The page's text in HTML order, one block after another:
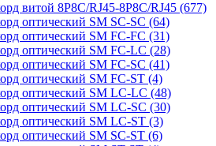
витой 8P8C/RJ45-8P8C/RJ45 (677)
оптический SM SC-SC (64)
оптический SM FC-FC (31)
оптический SM FC-LC (28)
оптический SM FC-SC (41)
оптический SM FC-ST (4)
оптический SM LC-LC (48)
оптический SM LC-SC (30)
оптический SM LC-ST (3)
оптический SM SC-ST (6)